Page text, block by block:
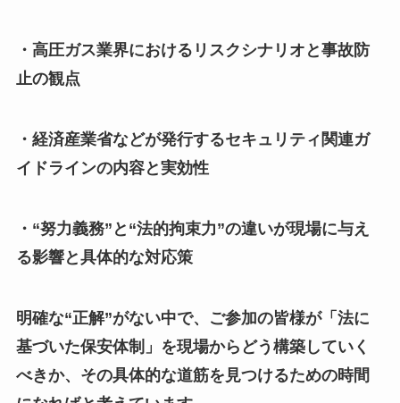
・高圧ガス業界におけるリスクシナリオと事故防
止の観点
・経済産業省などが発行するセキュリティ関連ガ
イドラインの内容と実効性
・“努力義務”と“法的拘束力”の違いが現場に与え
る影響と具体的な対応策
明確な“正解”がない中で、ご参加の皆様が「法に
基づいた保安体制」を現場からどう構築していく
べきか、その具体的な道筋を見つけるための時間